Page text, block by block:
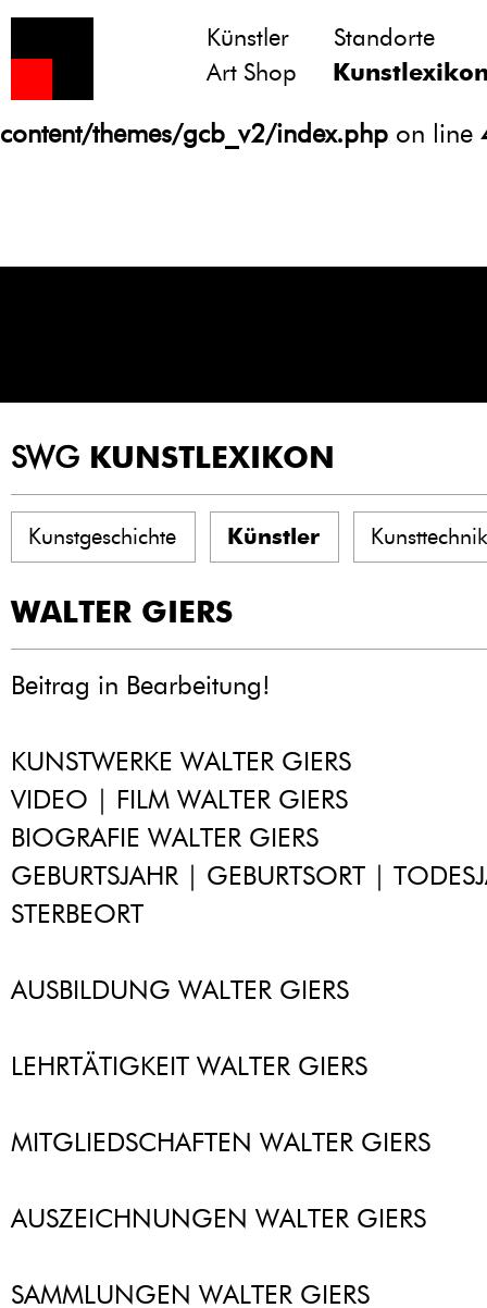
Notice
: Undefined variable: atts in
/homepages/21/d13550920/htdocs/
content/themes/gcb_v2/index.php on line
Künstler
Standorte
Art Shop
SWG KUNSTLEXIKON
Kunstgeschichte Künstler
WALTER GIERS
Beitrag in Bearbeitung!
KUNSTWERKE WALTER GIERS
VIDEO | FILM WALTER GIERS
BIOGRAFIE WALTER GIERS
GEBURTSJAHR | GEBURTSORT |
STERBEORT
AUSBILDUNG WALTER GIERS
LEHRTÄTIGKEIT WALTER GIERS
MITGLIEDSCHAFTEN WALTER GIERS
AUSZEICHNUNGEN WALTER GIERS
SAMMLUNGEN WALTER GIERS